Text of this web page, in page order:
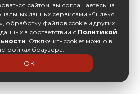
сайтом, вы соглашаетесь на
данных сервисами «Яндекс
обработку файлов cookie и других
в соответствии с Политикой
. Отключить cookies можно в
браузера.
ОК